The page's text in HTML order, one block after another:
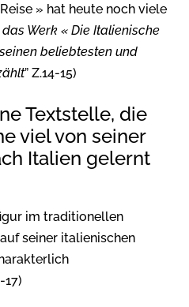
» hat heute noch viele
Werk « Die Italienische
beliebtesten und
” Z.14-15)
Textstelle, die
viel von seiner
Italien gelernt
im traditionellen
seiner italienischen